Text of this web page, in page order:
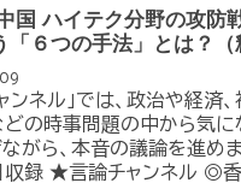
国 ハイテク分野の攻防
「６つの手法」とは？（
ャンネル」では、政治や経済
どの時事問題の中から気に
ながら、本音の議論を進め
録 ★言論チャンネル ◎香